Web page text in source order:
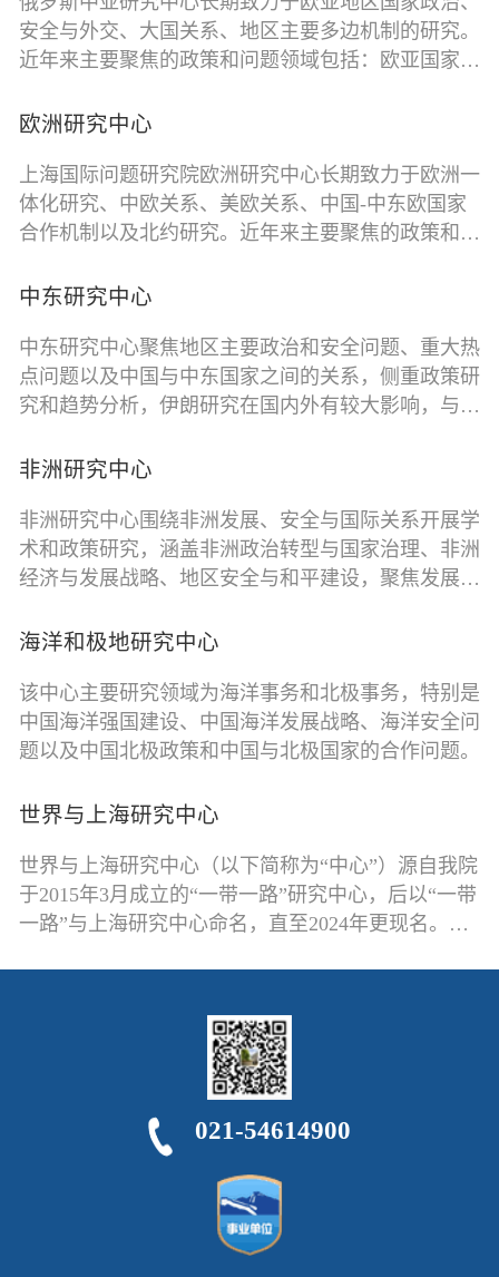
术前沿和政策热点，为中国南亚研究和中国与南亚国
家知识分享、人文交流、双边关系发展作出贡献。
学与孟加拉国达卡大学等机构合作，建立了中国研究
（孟加拉国）学术委员会秘书处职能，负责中国研究
中心日常运作。
安全与外交、大国关系、地区主要多边机制的研究。
近年来主要聚焦的政策和问题领域包括：欧亚国家的
与“一带一路”建设、中国—中亚合作机制、上海合作
系等。本中心与欧亚地区主要智库及机构建立联系，
并与国内欧亚研究学界保持密切合作。本中心是中国
上海合作组织睦邻友好合作委员会理事单位，中国俄
学会副会长单位。
欧洲研究中心
上海国际问题研究院欧洲研究中心长期致力于欧洲⼀
体化研究、中欧关系、美欧关系、中国-中东欧国家
合作机制以及北约研究。近年来主要聚焦的政策和问
业政策和创新经济、欧盟安全与防务政策、欧盟-北
中美欧俄四边关系、中国-中东欧国家合作等领域和
议题，以及欧洲主要国家德国、法国、英国对华关系
等。中心现有成员10人，中心主任为张迎红研究员；
立联系，并与中国国内欧洲研究学界保持密切合作。
智库合作网络理事单位；中国-中东欧国家全球伙伴
中心中方成员单位；上海欧洲学会副会长单位。
中东研究中心
中东研究中心聚焦地区主要政治和安全问题、重大热
点问题以及中国与中东国家之间的关系，侧重政策研
究和趋势分析，伊朗研究在国内外有较大影响，与全
长期联系，积极推动人员交流以及学术往来。
非洲研究中心
非洲研究中心围绕非洲发展、安全与国际关系开展学
术和政策研究，涵盖非洲政治转型与国家治理、非洲
经济与发展战略、地区安全与和平建设，聚焦发展融
理、地区合作等战略性议题。非洲研究中心致力于通
非洲研究和学术交流作出贡献。一是凝练全球南方智
慧，加大区域国别知识生产；二是“请进来”和“走出
去”相结合，构建开放包容的智库研究网络；三是跟
动系统、深入和务实的讨论和争鸣。自2017年发起以
Africa）已成为中非学术、智库和人文交流的重要平
台。
海洋和极地研究中心
该中心主要研究领域为海洋事务和北极事务，特别是
中国海洋强国建设、中国海洋发展战略、海洋安全问
题以及中国北极政策和中国与北极国家的合作问题。
世界与上海研究中心
世界与上海研究中心（以下简称为“中心”）源自我院
于2015年3月成立的“一带一路”研究中心，后以“一带
一路”与上海研究中心命名，直至2024年更现名。本
化改革的政策路径，研究长三角一体化和服务统一大
市场建设等系列发展和改革命题。
021-54614900